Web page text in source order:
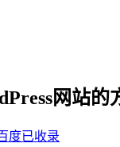
网站的
度已收录